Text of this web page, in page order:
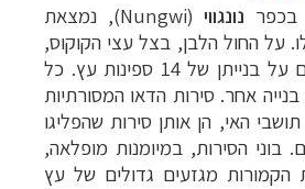
בכפר נונגווי
(Nungwi), נמצאת
על החול הלבן, בצל עצי הקוקוס,
עמלים כ- 20 גברים על בנייתן של 14 ספינות עץ. כל
אחר. סירות הדאו המסורתיות
האי, הן אותן סירות שהפליגו
בוני הסירות, במיומנות מופלאה,
הקמורות מגזעים גדולים של עץ